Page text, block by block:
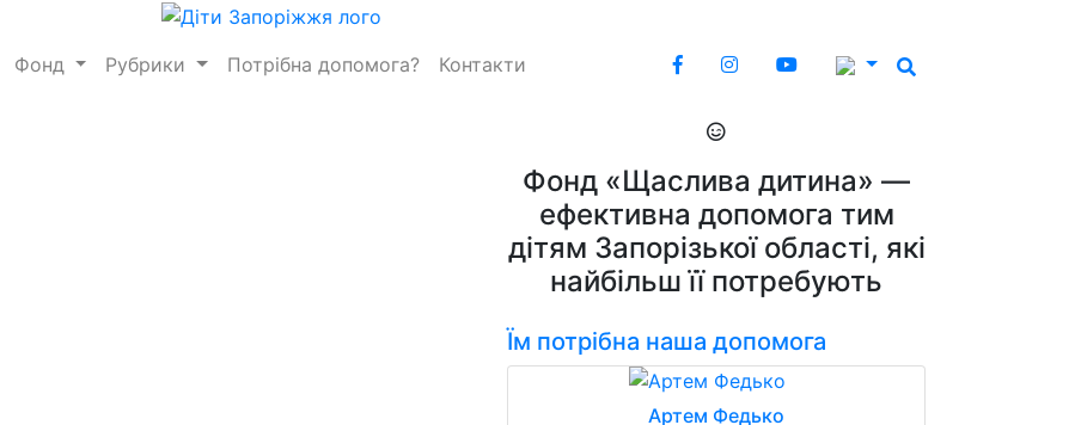
Фонд Рубрики Потрібна допомога? Контакти
Фонд «Щаслива дитина» —
ефективна допомога тим
дітям Запорізької області, які
найбільш її потребують
Їм потрібна наша допомога
Артем Федько